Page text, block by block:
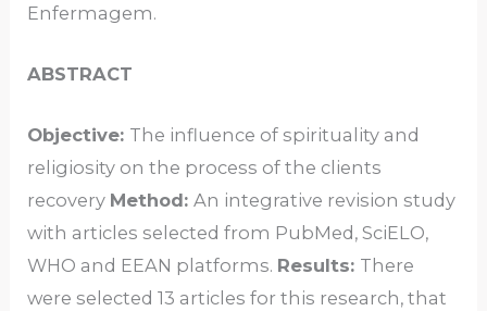
Enfermagem.
ABSTRACT
Objective: The influence of spirituality and
religiosity on the process of the clients
recovery Method:An integrative revision study
with articles selected from PubMed, SciELO,
WHO and EEAN platforms. Results: There
were selected 13 articles for this research, that